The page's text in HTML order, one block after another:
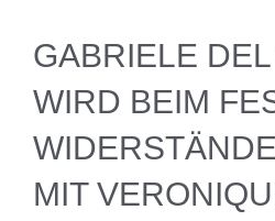
GABRIELE
WIRD BEIM
MIT